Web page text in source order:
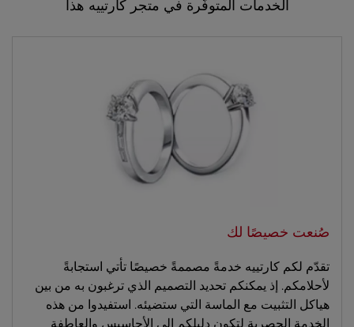
الخدمات المتوفّرة في متجر كارتييه هذا
صُنعت خصيصًا لك
تقدّم لكم كارتييه خدمةً مصممةً خصيصًا تأتي استجابةً
لأحلامكم. إذ يمكنكم تحديد التصميم الذي ترغبون به من بين
هياكل التثبيت مع الماسة التي ستضيئه. استفيدوا من هذه
الخدمة الحصرية لتكون دليلكم إلى الأحاسيس والعاطفة